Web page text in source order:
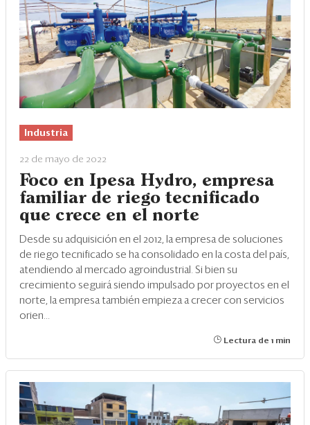
Industria
22 de mayo de 2022
Foco en Ipesa Hydro, empresa
familiar de riego tecnificado
que crece en el norte
Desde su adquisición en el 2012, la empresa de soluciones
de riego tecnificado se ha consolidado en la costa del país,
atendiendo al mercado agroindustrial. Si bien su
crecimiento seguirá siendo impulsado por proyectos en el
norte, la empresa también empieza a crecer con servicios
orien...
Lectura de 1 min